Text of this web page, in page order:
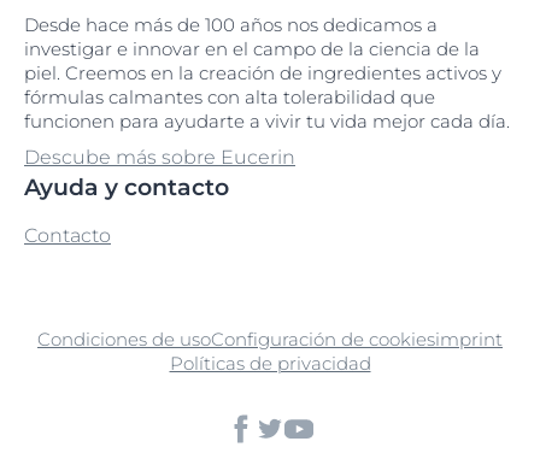
Desde hace más de 100 años nos dedicamos a
investigar e innovar en el campo de la ciencia de la
piel. Creemos en la creación de ingredientes activos y
fórmulas calmantes con alta tolerabilidad que
funcionen para ayudarte a vivir tu vida mejor cada día.
Descube más sobre Eucerin
Ayuda y contacto
Contacto
Condiciones de usoConfiguración de cookiesimprint
Políticas de privacidad